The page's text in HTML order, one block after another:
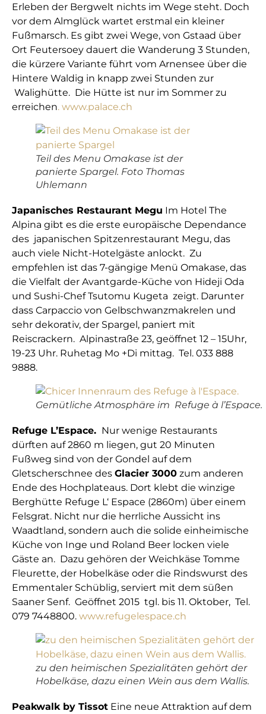
Erleben der Bergwelt nichts im Wege steht. Doch
vor dem Almglück wartet erstmal ein kleiner
Fußmarsch. Es gibt zwei Wege, von Gstaad über
Ort Feutersoey dauert die Wanderung 3 Stunden,
die kürzere Variante führt vom Arnensee über die
Hintere Waldig in knapp zwei Stunden zur
Walighütte. Die Hütte ist nur im Sommer zu
erreichen. www.palace.ch
Teil des Menu Omakase ist der
panierte Spargel. Foto Thomas
Uhlemann
Japanisches Restaurant Megu Im Hotel The
Alpina gibt es die erste europäische Dependance
des japanischen Spitzenrestaurant Megu, das
auch viele Nicht-Hotelgäste anlockt. Zu
empfehlen ist das 7-gängige Menü Omakase, das
die Vielfalt der Avantgarde-Küche von Hideji Oda
und Sushi-Chef Tsutomu Kugeta zeigt. Darunter
dass Carpaccio von Gelbschwanzmakrelen und
sehr dekorativ, der Spargel, paniert mit
Reiscrackern. Alpinastraße 23, geöffnet 12 – 15Uhr,
19-23 Uhr. Ruhetag Mo +Di mittag. Tel. 033 888
9888.
Gemütliche Atmosphäre im Refuge à l’Espace.
Refuge L’Espace. Nur wenige Restaurants
dürften auf 2860 m liegen, gut 20 Minuten
Fußweg sind von der Gondel auf dem
Gletscherschnee des Glacier 3000 zum anderen
Ende des Hochplateaus. Dort klebt die winzige
Berghütte Refuge L‘ Espace (2860m) über einem
Felsgrat. Nicht nur die herrliche Aussicht ins
Waadtland, sondern auch die solide einheimische
Küche von Inge und Roland Beer locken viele
Gäste an. Dazu gehören der Weichkäse Tomme
Fleurette, der Hobelkäse oder die Rindswurst des
Emmentaler Schüblig, serviert mit dem süßen
Saaner Senf. Geöffnet 2015 tgl. bis 11. Oktober, Tel.
079 7448800. www.refugelespace.ch
zu den heimischen Spezialitäten gehört der
Hobelkäse, dazu einen Wein aus dem Wallis.
Peakwalk by Tissot Eine neue Attraktion auf dem